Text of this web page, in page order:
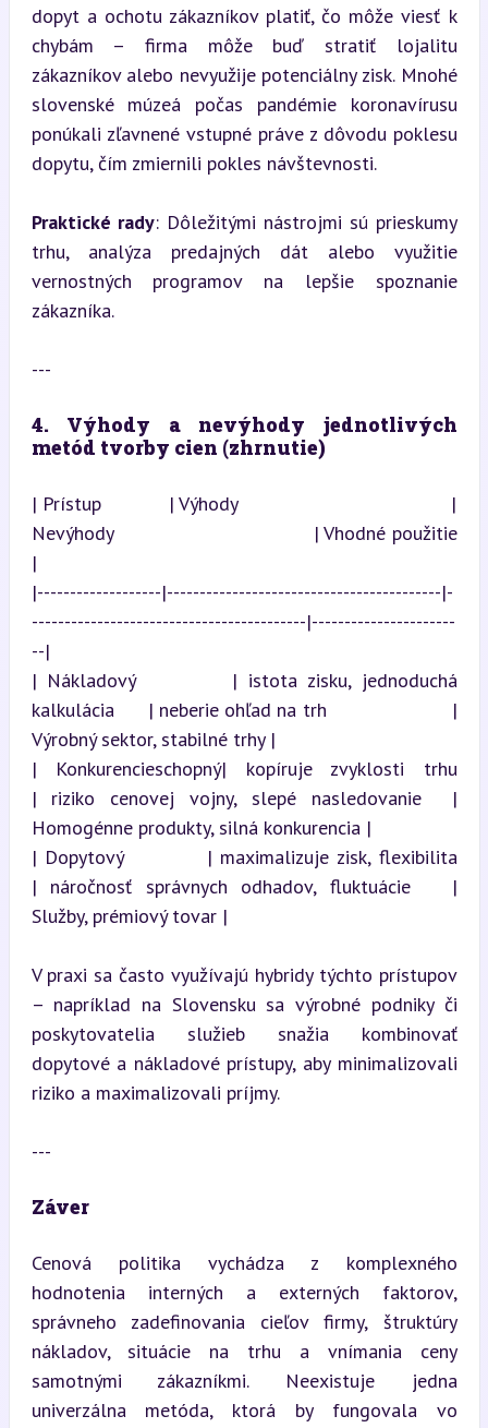
dopyt a ochotu zákazníkov platiť, čo môže viesť k
chybám – firma môže buď stratiť lojalitu
zákazníkov alebo nevyužije potenciálny zisk. Mnohé
slovenské múzeá počas pandémie koronavírusu
ponúkali zľavnené vstupné práve z dôvodu poklesu
dopytu, čím zmiernili pokles návštevnosti.
Praktické rady: Dôležitými nástrojmi sú prieskumy
trhu, analýza predajných dát alebo využitie
vernostných programov na lepšie spoznanie
zákazníka.
---
4. Výhody a nevýhody jednotlivých
metód tvorby cien (zhrnutie)
| Prístup           | Výhody                                   |
Nevýhody                                  | Vhodné použitie
|
|-------------------|------------------------------------------|-
------------------------------------------|----------------------
--|
| Nákladový         | istota zisku, jednoduchá
kalkulácia      | neberie ohľad na trh                      |
Výrobný sektor, stabilné trhy |
| Konkurencieschopný| kopíruje zvyklosti trhu
| riziko cenovej vojny, slepé nasledovanie  |
Homogénne produkty, silná konkurencia |
| Dopytový          | maximalizuje zisk, flexibilita
| náročnosť správnych odhadov, fluktuácie   |
Služby, prémiový tovar |
V praxi sa často využívajú hybridy týchto prístupov
– napríklad na Slovensku sa výrobné podniky či
poskytovatelia služieb snažia kombinovať
dopytové a nákladové prístupy, aby minimalizovali
riziko a maximalizovali príjmy.
---
Záver
Cenová politika vychádza z komplexného
hodnotenia interných a externých faktorov,
správneho zadefinovania cieľov firmy, štruktúry
nákladov, situácie na trhu a vnímania ceny
samotnými zákazníkmi. Neexistuje jedna
univerzálna metóda, ktorá by fungovala vo